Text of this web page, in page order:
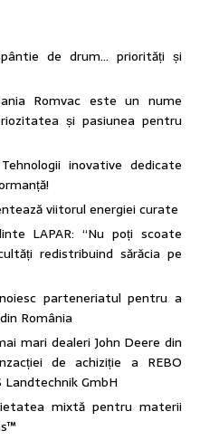
de drum… priorități și
Romvac este un nume
și pasiunea pentru
inovative dedicate
viitorul energiei curate
LAPAR: “Nu poți scoate
redistribuind sărăcia pe
parteneriatul pentru a
România
mari dealeri John Deere din
de achiziție a REBO
Landtechnik GmbH
mixtă pentru materii